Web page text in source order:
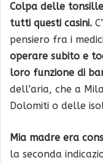
Colpa delle
tutti questi casini.
pensiero fra i
operare subito e
loro funzione di
dell’aria, che a
Dolomiti o delle
Mia madre era
la seconda